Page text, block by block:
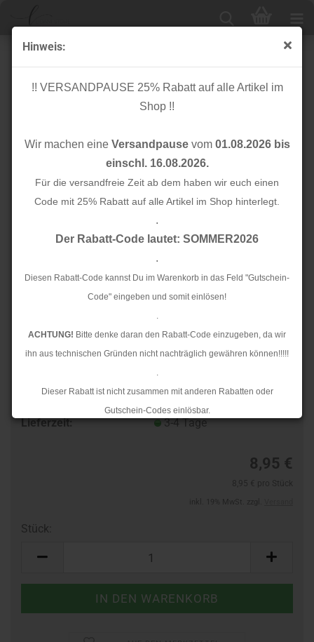
Hinweis:
!! VERSANDPAUSE 25% Rabatt auf alle Artikel im
Shop !!
Wir machen eine Versandpausevom 01.08.2026 bis
einschl. 16.08.2026.
Für die versandfreie Zeit ab dem haben wir euch einen
Code mit 25% Rabatt auf alle Artikel im Shop hinterlegt.
.
Der Rabatt-Code lautet: SOMMER2026
.
Diesen Rabatt-Code kannst Du im Warenkorb in das Feld "Gutschein-
Code" eingeben und somit einlösen!
.
ACHTUNG! Bitte denke daran den Rabatt-Code einzugeben, da wir
ihn aus technischen Gründen nicht nachträglich gewähren können!!!!!
.
Dieser Rabatt ist nicht zusammen mit anderen Rabatten oder
Gutschein-Codes einlösbar.
.
Rückstaus kann es jedoch zu längeren Lieferzeiten kommen.
Bio Stripe Me - ICON Col. 11 - Check Point - Hamburger
Liebe
Lieferzeit:
3-4 Tage
8,95 €
Stück: